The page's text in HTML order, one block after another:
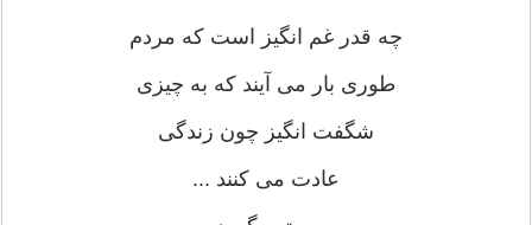
چه قدر غم انگيز است كه مردم
طوری بار می آيند كه به چيزی
شگفت انگيز چون زندگی
عادت می كنند ...